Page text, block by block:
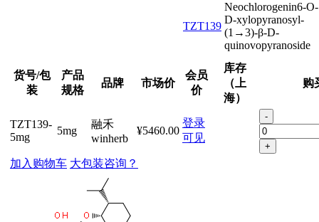
TZT139
Neochlorogenin6-
D-xylopyranosyl-
(1→3)-β-D-
quinovopyranoside
货号/包
装
产品
规格
品牌 市场价
会员
价
库存
（上
海）
购
TZT139-
5mg
5mg
融禾
winherb
¥5460.00
登录
可见
-
+
加入购物车 大包装咨询？